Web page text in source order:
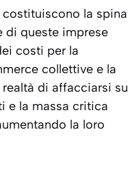
costituiscono la spina
di queste imprese
costi per la
collettive e la
di affacciarsi su
e la massa critica
la loro